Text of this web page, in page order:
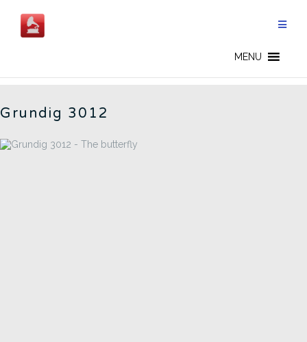
contenuto
MENU
Grundig 3012